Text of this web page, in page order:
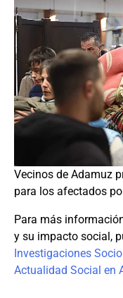
Vecinos de Adamuz
para los afectados
Para más
y su impacto social,
Investigaciones
Actualidad Social en